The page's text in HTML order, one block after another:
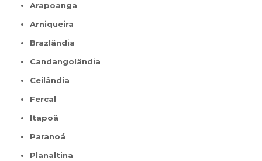
Arapoanga
Arniqueira
Brazlândia
Candangolândia
Ceilândia
Fercal
Itapoã
Paranoá
Planaltina